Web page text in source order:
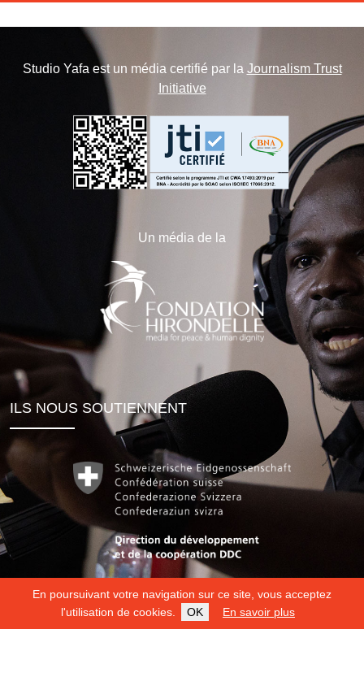
En poursuivant votre navigation sur ce site, vous acceptez
l'utilisation de cookies.
OK En savoir plus
Studio Yafa est un média certifié par la Journalism Trust
Initiative
Un média de la
ILS NOUS SOUTIENNENT